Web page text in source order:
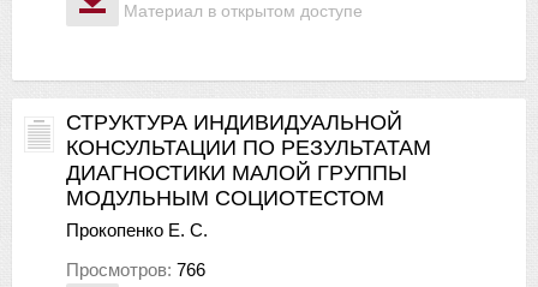
Материал в открытом доступе
СТРУКТУРА ИНДИВИДУАЛЬНОЙ
КОНСУЛЬТАЦИИ ПО РЕЗУЛЬТАТАМ
ДИАГНОСТИКИ МАЛОЙ ГРУППЫ
МОДУЛЬНЫМ СОЦИОТЕСТОМ
Прокопенко Е. С.
Просмотров: 766